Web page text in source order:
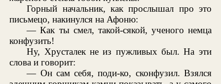
Горный начальник, как прослышал про это
письмецо, накинулся на Афоню:
— Как ты смел, такой-сякой, ученого немца
конфузить!
Ну, Хрусталек не из пужливых был. На эти
слова и говорит:
— Он сам себя, поди-ко, сконфузил. Взялся